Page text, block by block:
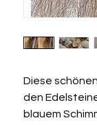
Diese
den
blauem